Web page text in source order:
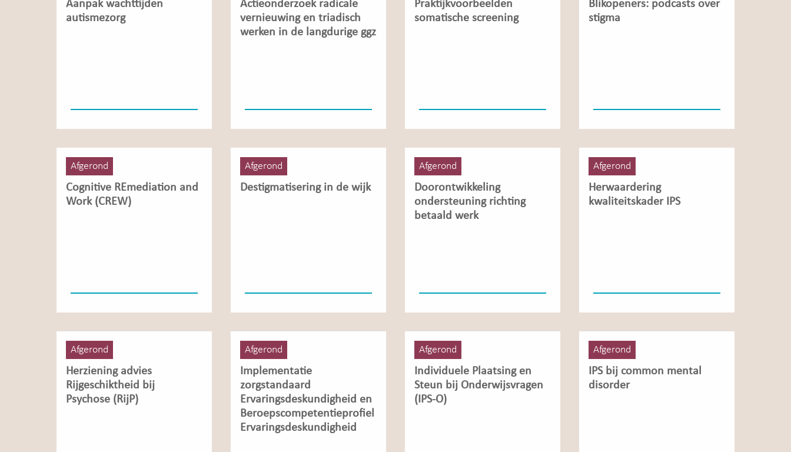
Aanpak wachttijden
autismezorg
Actieonderzoek radicale
vernieuwing en triadisch
werken in de langdurige ggz
Praktijkvoorbeelden
somatische screening
Blikopeners: podcasts over
stigma
Afgerond
Cognitive REmediation and
Work (CREW)
Afgerond
Destigmatisering in de wijk
Afgerond
Doorontwikkeling
ondersteuning richting
betaald werk
Afgerond
Herwaardering
kwaliteitskader IPS
Afgerond
Herziening advies
Rijgeschiktheid bij
Psychose (RijP)
Afgerond
Implementatie
zorgstandaard
Ervaringsdeskundigheid en
Beroepscompetentieprofiel
Ervaringsdeskundigheid
Afgerond
Individuele Plaatsing en
Steun bij Onderwijsvragen
(IPS-O)
Afgerond
IPS bij common mental
disorder